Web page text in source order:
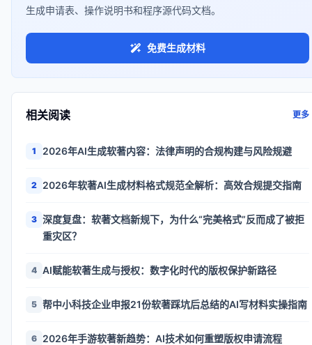
生成申请表、操作说明书和程序源代码文档。
免费生成材料
相关阅读 更多
1 2026年AI生成软著内容：法律声明的合规构建与风险规避
2 2026年软著AI生成材料格式规范全解析：高效合规提交指南
3 深度复盘：软著文档新规下，为什么“完美格式”反而成了被拒
重灾区？
4 AI赋能软著生成与授权：数字化时代的版权保护新路径
5 帮中小科技企业申报21份软著踩坑后总结的AI写材料实操指南
6 2026年手游软著新趋势：AI技术如何重塑版权申请流程